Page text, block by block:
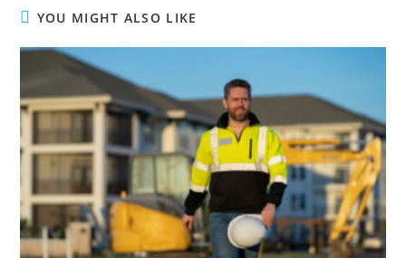
YOU MIGHT ALSO LIKE